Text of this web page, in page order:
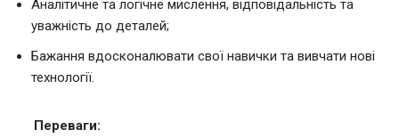
Аналітичне та логічне мислення, відповідальність та
уважність до деталей;
Бажання вдосконалювати свої навички та вивчати нові
технології.
Переваги: